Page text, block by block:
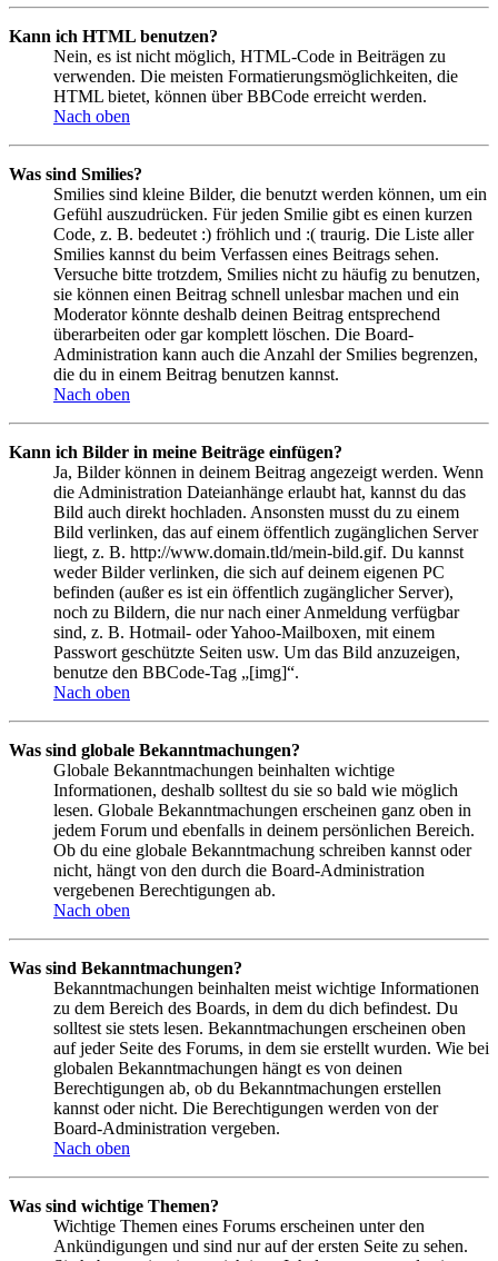
Kann ich HTML benutzen?
Nein, es ist nicht möglich, HTML-Code in Beiträgen zu
verwenden. Die meisten Formatierungsmöglichkeiten, die
HTML bietet, können über BBCode erreicht werden.
Nach oben
Was sind Smilies?
Smilies sind kleine Bilder, die benutzt werden können, um ein
Gefühl auszudrücken. Für jeden Smilie gibt es einen kurzen
Code, z. B. bedeutet :) fröhlich und :( traurig. Die Liste aller
Smilies kannst du beim Verfassen eines Beitrags sehen.
Versuche bitte trotzdem, Smilies nicht zu häufig zu benutzen,
sie können einen Beitrag schnell unlesbar machen und ein
Moderator könnte deshalb deinen Beitrag entsprechend
überarbeiten oder gar komplett löschen. Die Board-
Administration kann auch die Anzahl der Smilies begrenzen,
die du in einem Beitrag benutzen kannst.
Nach oben
Kann ich Bilder in meine Beiträge einfügen?
Ja, Bilder können in deinem Beitrag angezeigt werden. Wenn
die Administration Dateianhänge erlaubt hat, kannst du das
Bild auch direkt hochladen. Ansonsten musst du zu einem
Bild verlinken, das auf einem öffentlich zugänglichen Server
liegt, z. B. http://www.domain.tld/mein-bild.gif. Du kannst
weder Bilder verlinken, die sich auf deinem eigenen PC
befinden (außer es ist ein öffentlich zugänglicher Server),
noch zu Bildern, die nur nach einer Anmeldung verfügbar
sind, z. B. Hotmail- oder Yahoo-Mailboxen, mit einem
Passwort geschützte Seiten usw. Um das Bild anzuzeigen,
benutze den BBCode-Tag „[img]“.
Nach oben
Was sind globale Bekanntmachungen?
Globale Bekanntmachungen beinhalten wichtige
Informationen, deshalb solltest du sie so bald wie möglich
lesen. Globale Bekanntmachungen erscheinen ganz oben in
jedem Forum und ebenfalls in deinem persönlichen Bereich.
Ob du eine globale Bekanntmachung schreiben kannst oder
nicht, hängt von den durch die Board-Administration
vergebenen Berechtigungen ab.
Nach oben
Was sind Bekanntmachungen?
Bekanntmachungen beinhalten meist wichtige Informationen
zu dem Bereich des Boards, in dem du dich befindest. Du
solltest sie stets lesen. Bekanntmachungen erscheinen oben
auf jeder Seite des Forums, in dem sie erstellt wurden. Wie bei
globalen Bekanntmachungen hängt es von deinen
Berechtigungen ab, ob du Bekanntmachungen erstellen
kannst oder nicht. Die Berechtigungen werden von der
Board-Administration vergeben.
Nach oben
Was sind wichtige Themen?
Wichtige Themen eines Forums erscheinen unter den
Ankündigungen und sind nur auf der ersten Seite zu sehen.